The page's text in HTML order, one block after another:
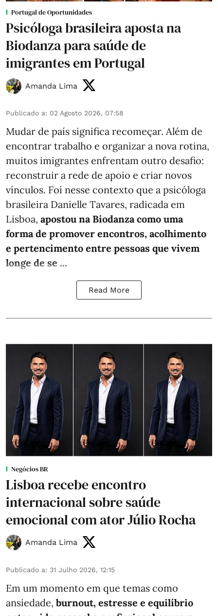
Portugal de Oportunidades
Psicóloga brasileira aposta na
Biodanza para saúde de
imigrantes em Portugal
Amanda Lima
Publicado a: 02 Agosto 2026, 07:58
Mudar de país significa recomeçar. Além de
encontrar trabalho e organizar a nova rotina,
muitos imigrantes enfrentam outro desafio:
reconstruir a rede de apoio e criar novos
vínculos. Foi nesse contexto que a psicóloga
brasileira Danielle Tavares, radicada em
Lisboa, apostou na Biodanza como uma
forma de promover encontros, acolhimento
e pertencimento entre pessoas que vivem
longe de se ...
Read More
Negócios BR
Lisboa recebe encontro
internacional sobre saúde
emocional com ator Júlio Rocha
Amanda Lima
Publicado a: 31 Julho 2026, 12:15
Em um momento em que temas como
ansiedade, burnout, estresse e equilíbrio